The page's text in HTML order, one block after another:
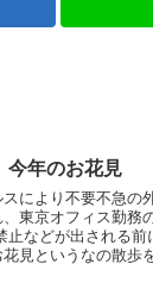
今年のお花見
により不要不急の
東京オフィス勤務
などが出される前
見というなの散歩